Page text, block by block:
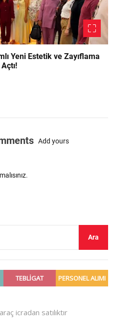
Yeni Estetik ve Zayıflama
Add yours
.
Ara